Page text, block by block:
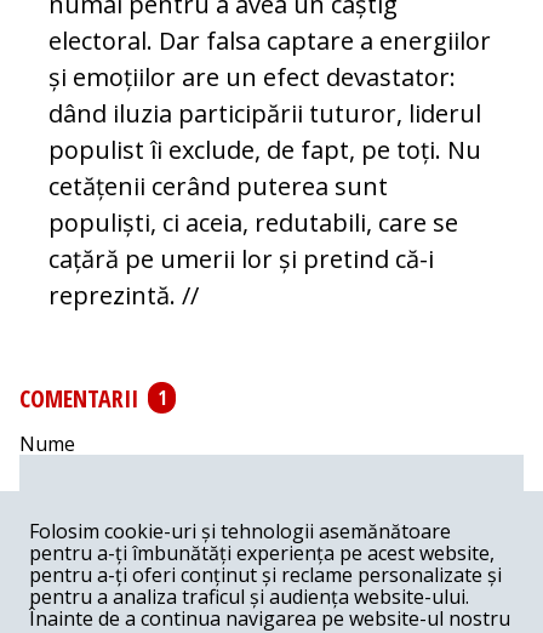
electoral. Dar falsa captare a energiilor
și emoțiilor are un efect devastator:
dând iluzia participării tuturor, liderul
populist îi exclude, de fapt, pe toți. Nu
cetățenii cerând puterea sunt
populiști, ci aceia, redutabili, care se
cațără pe umerii lor și pretind că-i
reprezintă. //
COMENTARII
1
Nume
Comentariu
Folosim cookie-uri și tehnologii asemănătoare
pentru a-ți îmbunătăți experiența pe acest website,
pentru a-ți oferi conținut și reclame personalizate și
pentru a analiza traficul și audiența website-ului.
Înainte de a continua navigarea pe website-ul nostru